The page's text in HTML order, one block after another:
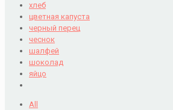
хлеб
цветная капуста
черный перец
чеснок
шалфей
шоколад
яйцо
All